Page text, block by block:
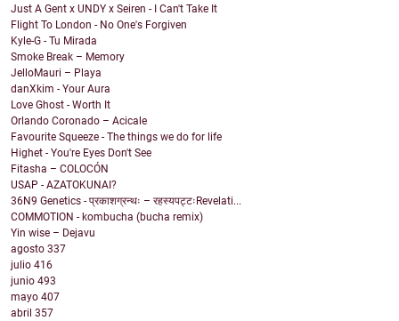
Just A Gent x UNDY x Seiren - I Can't Take It
Flight To London - No One's Forgiven
Kyle-G - Tu Mirada
Smoke Break – Memory
JelloMauri – Playa
danXkim - Your Aura
Love Ghost - Worth It
Orlando Coronado – Acicale
Favourite Squeeze - The things we do for life
Highet - You're Eyes Don't See
Fitasha – COLOCÓN
USAP - AZATOKUNAI?
36N9 Genetics - प्रकाशग्रन्थः – रहस्यपट्टःRevelati...
COMMOTION - kombucha (bucha remix)
Yin wise – Dejavu
agosto 337
julio 416
junio 493
mayo 407
abril 357